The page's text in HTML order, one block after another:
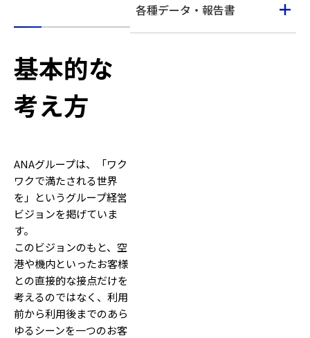
基本的な
考え方
ANAグループは、「ワク
ワクで満たされる世界
を」というグループ経営
ビジョンを掲げていま
す。
このビジョンのもと、空
港や機内といったお客様
との直接的な接点だけを
考えるのではなく、利用
前から利用後までのあら
ゆるシーンを一つのお客
各種データ・報告書